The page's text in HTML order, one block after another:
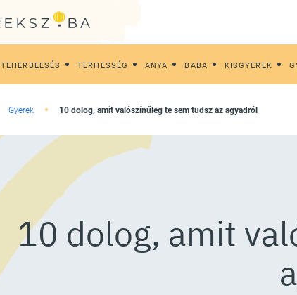
TEHERBEESÉS TERHESSÉG ANYA BABA KISGYEREK
Gyerek 10 dolog, amit valószínűleg te sem tudsz az agyadról
10 dolog, amit